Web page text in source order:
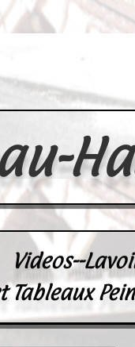
Videos--
Tableaux